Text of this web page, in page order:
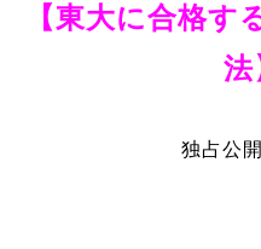
【東大に合格す
法
独占公